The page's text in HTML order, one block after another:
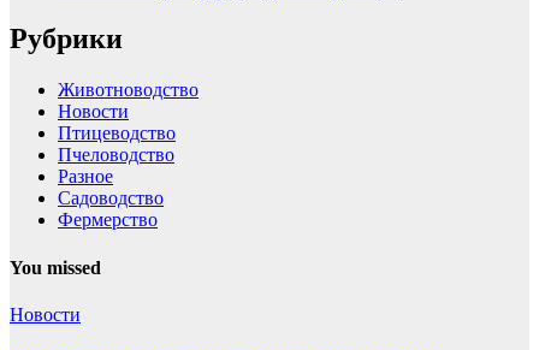
Рубрики
Животноводство
Новости
Птицеводство
Пчеловодство
Разное
Садоводство
Фермерство
You missed
Новости